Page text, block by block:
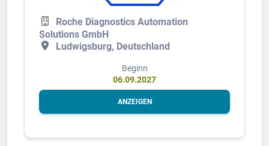
Roche Diagnostics Automation
Solutions GmbH
Ludwigsburg, Deutschland
Beginn
06.09.2027
ANZEIGEN